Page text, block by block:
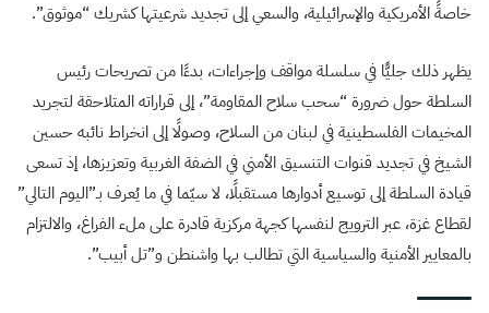
خاصةً الأمريكية والإسرائيلية، والسعي إلى تجديد شرعيتها كشريك “موثوق”.
يظهر ذلك جليًّا في سلسلة مواقف وإجراءات، بدءًا من تصريحات رئيس
السلطة حول ضرورة “سحب سلاح المقاومة”، إلى قراراته المتلاحقة لتجريد
المخيمات الفلسطينية في لبنان من السلاح، وصولًا إلى انخراط نائبه حسين
الشيخ في تجديد قنوات التنسيق الأمني في الضفة الغربية وتعزيزها، إذتسعى
قيادة السلطة إلى توسيع أدوارها مستقبلًا، لا سيّما في ما يُعرف بـ”اليوم التالي”
لقطاع غزة، عبر الترويج لنفسها كجهة مركزية قادرة على ملء الفراغ، والالتزام
بالمعايير الأمنية والسياسية التي تطالب بها واشنطن و”تل أبيب”.